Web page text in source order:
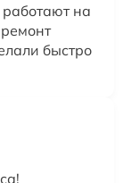
на
быстро